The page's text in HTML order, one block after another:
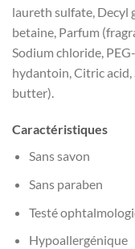
laureth sulfate, Decyl
betaine, Parfum
Sodium chloride,
hydantoin, Citric
butter).
Caractéristiques
Sans savon
Sans paraben
Testé
Hypoallergénique